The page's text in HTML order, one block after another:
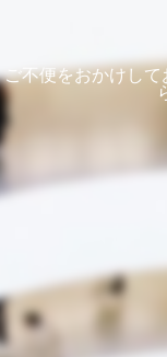
ご不便をおかけして